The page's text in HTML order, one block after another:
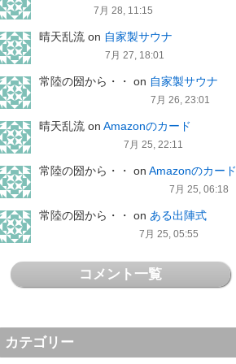
7月 28, 11:15
晴天乱流 on 自家製サウナ
7月 27, 18:01
常陸の圀から・・ on 自家製サウナ
7月 26, 23:01
晴天乱流 on Amazonのカード
7月 25, 22:11
常陸の圀から・・ on Amazonのカード
7月 25, 06:18
常陸の圀から・・ on ある出陣式
7月 25, 05:55
コメント一覧
カテゴリー